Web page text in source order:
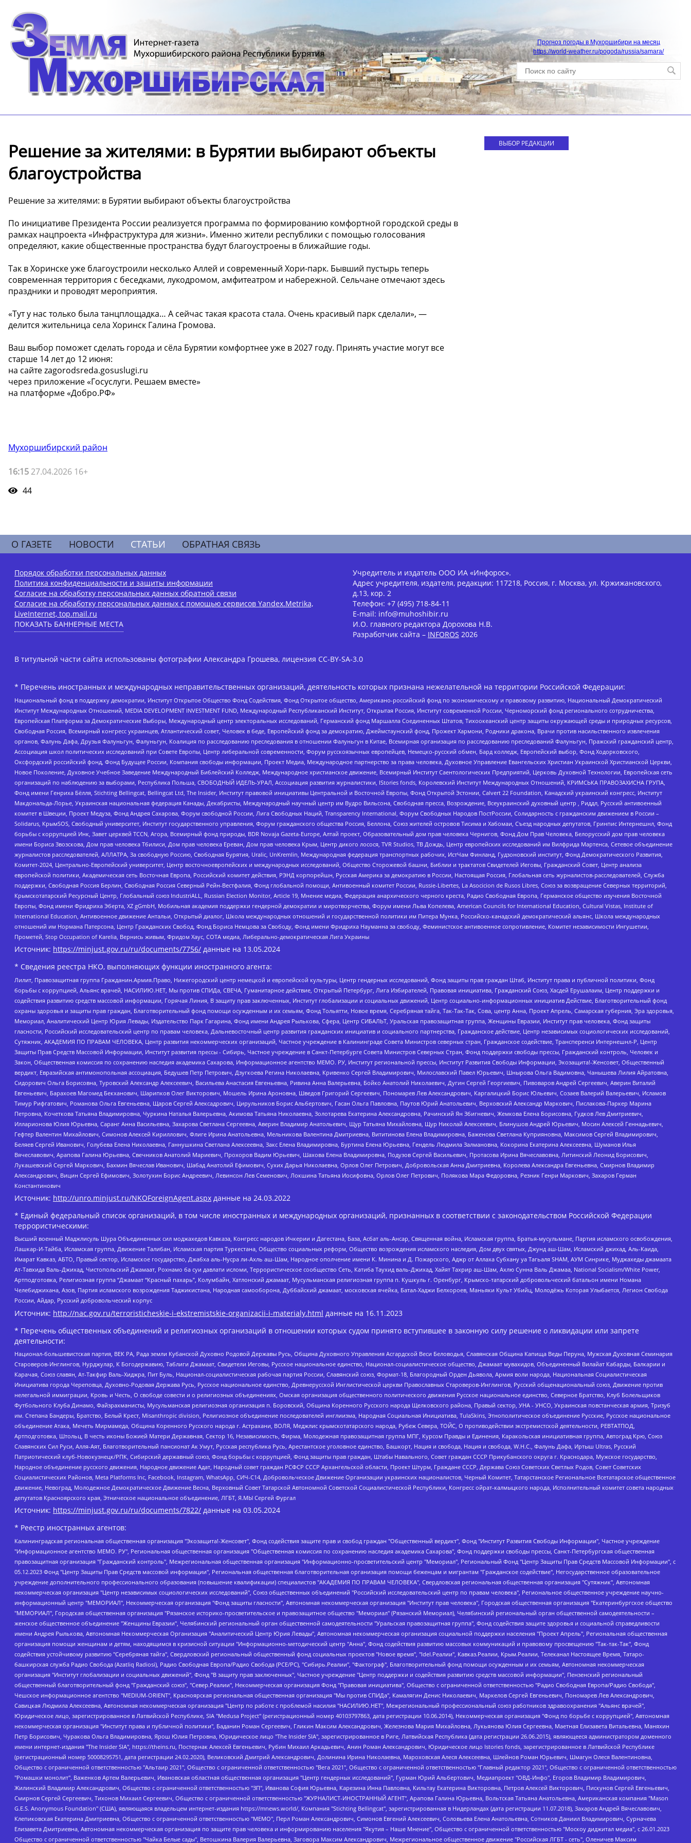
Прогноз погоды в Мухоршибири на месяц
https://world-weather.ru/pogoda/russia/samara/
Решение за жителями: в Бурятии выбирают объекты
благоустройства
Решение за жителями: в Бурятии выбирают объекты благоустройства
По инициативе Президента России реализуется программа по формированию комфортной городской среды в
рамках нацпроекта «Инфраструктура для жизни». Именно жители республики с помощью голосования
определяют, какие общественные пространства будут благоустроены в ближайшие годы.
Так в Хоринске уже благоустроили несколько Аллей и современный Хори-парк. Бывший пустырь теперь
современная территория с беседками, лукодромом, амфитеатром и набережной. Сельчане отмечают здесь
праздники и проводят мероприятия.
«Тут у нас только была танцплощадка… А сейчас такая красота стала. Очень красивый парк сделали», —
делится жительница села Хоринск Галина Громова.
Ваш выбор поможет сделать города и сёла Бурятии комфортнее уже в 2027 году. Принять участие могут все
старше 14 лет до 12 июня:
на сайте zagorodsreda.gosuslugi.ru
через приложение «Госуслуги. Решаем вместе»
на платформе «Добро.РФ»
Мухоршибирский район
16:15 27.04.2026 16+
44
ВЫБОР РЕДАКЦИИ
О ГАЗЕТЕ НОВОСТИ СТАТЬИ ОБРАТНАЯ СВЯЗЬ
Порядок обработки персональных данных
Политика конфиденциальности и защиты информации
Согласие на обработку персональных данных обратной связи
Согласие на обработку персональных данных с помощью сервисов Yandex.Metrika,
LiveInternet, top.mail.ru
ПОКАЗАТЬ БАННЕРНЫЕ МЕСТА
Учредитель и издатель ООО ИА «Инфорос».
Адрес учредителя, издателя, редакции: 117218, Россия, г. Москва, ул. Кржижановского,
д.13, кор. 2
Телефон: +7 (495) 718-84-11
E-mail: info@muhoshibir.ru
И.О. главного редактора Дорохова Н.В.
Разработчик сайта – INFOROS 2026
В титульной части сайта использованы фотографии Александра Грошева, лицензия CC-BY-SA-3.0
* Перечень иностранных и международных неправительственных организаций, деятельность которых признана нежелательной на территории Российской Федерации:
Национальный фонд в поддержку демократии, Институт Открытое Общество Фонд Содействия, Фонд Открытое общество, Американо-российский фонд по экономическому и правовому развитию, Национальный Демократический
Институт Международных Отношений, MEDIA DEVELOPMENT INVESTMENT FUND, Международный Республиканский Институт, Открытая Россия, Институт современной России, Черноморский фонд регионального сотрудничества,
Европейская Платформа за Демократические Выборы, Международный центр электоральных исследований, Германский фонд Маршалла Соединенных Штатов, Тихоокеанский центр защиты окружающей среды и природных ресурсов,
Свободная Россия, Всемирный конгресс украинцев, Атлантический совет, Человек в беде, Европейский фонд за демократию, Джеймстаунский фонд, Прожект Хармони, Родники дракона, Врачи против насильственного извлечения
органов, Фалунь Дафа, Друзья Фалуньгун, Фалуньгун, Коалиция по расследованию преследования в отношении Фалуньгун в Китае, Всемирная организация по расследованию преследований Фалуньгун, Пражский гражданский центр,
Ассоциация школ политических исследований при Совете Европы, Центр либеральной современности, Форум русскоязычных европейцев, Немецко-русский обмен, Бард колледж, Европейский выбор, Фонд Ходорковского,
Оксфордский российский фонд, Фонд Будущее России, Компания свободы информации, Проект Медиа, Международное партнерство за права человека, Духовное Управление Евангельских Христиан Украинской Христианской Церкви,
Новое Поколение, Духовное Учебное Заведение Международный Библейский Колледж, Международное христианское движение, Всемирный Институт Саентологических Предприятий, Церковь Духовной Технологии, Европейская сеть
организаций по наблюдению за выборами, Республика Польша, СВОБОДНЫЙ ИДЕЛЬ-УРАЛ, Ассоциация развития журналистики, IStories fonds, Королевский Институт Международных Отношений, КРИМСЬКА ПРАВОЗАХИСНА ГРУПА,
Фонд имени Генриха Бёлля, Stichting Bellingcat, Bellingcat Ltd, The Insider, Институт правовой инициативы Центральной и Восточной Европы, Фонд Открытой Эстонии, Calvert 22 Foundation, Канадский украинский конгресс, Институт
Макдональда-Лорье, Украинская национальная федерация Канады, Декабристы, Международный научный центр им Вудро Вильсона, Свободная пресса, Возрождение, Всеукраинский духовный центр , Риддл, Русский антивоенный
комитет в Швеции, Проект Медуза, Фонд Андрея Сахарова, Форум свободной России, Лига Свободных Наций, Transparеncy International, Форум Свободных Народов ПостРоссии, Солидарность с гражданским движением в России –
Solidarus, КрымSOS, Свободный университет, Институт государственного управления, Форум гражданского общества Россия, Беллона, Союз жителей островов Тисима и Хабомаи, Съезд народных депутатов, Гринпис Интернешнл, Фонд
борьбы с коррупцией Инк, Завет церквей TCCN, Агора, Всемирный фонд природы, BDR Novaja Gazeta-Europe, Алтай проект, Образовательный дом прав человека Чернигов, Фонд Дом Прав Человека, Белорусский дом прав человека
имени Бориса Звозскова, Дом прав человека Тбилиси, Дом прав человека Ереван, Дом прав человека Крым, Центр дикого лосося, TVR Studios, ТВ Дождь, Центр европейских исследований им Вилфрида Мартенса, Сетевое объединение
журналистов расследователей, АЛЛАТРА, За свободную Россию, Свободная Бурятия, Uralic, UnKremlin, Международная федерация транспортных рабочих, ИстЧам Финланд, Гудзоновский институт, Фонд Демократического Развития,
Комитет-2024, Центрально-Европейский университет, Центр восточноевропейских и международных исследований, Общество Сторожевой башни, Библии и трактатов Свидетелей Иеговы, Гражданский Совет, Центр анализа
европейской политики, Академическая сеть Восточная Европа, Российский комитет действия, РЭНД корпорейшн, Русская Америка за демократию в России, Настоящая Россия, Глобальная сеть журналистов-расследователей, Служба
поддержки, Свободная Россия Берлин, Свободная Россия Северный Рейн-Вестфалия, Фонд глобальной помощи, Антивоенный комитет России, Russie-Libertes, La Asocicion de Rusos Libres, Союз за возвращение Северных территорий,
Крымскотатарский Ресурсный Центр, Глобальный союз IndustriALL, Russian Election Monitor, Article 19, Мнение медиа, Федерация анархического черного креста, Радио Свободная Европа, Германское общество изучения Восточной
Европы, Фонд имени Фридриха Эберта, XZ gGmbH, Мобильная академия поддержки гендерной демократии и миротворчества, Форум имени Льва Копелева, American Councils for International Education, Cultural Vistas, Institute of
International Education, Антивоенное движение Антальи, Открытый диалог, Школа международных отношений и государственной политики им Питера Мунка, Российско-канадский демократический альянс, Школа международных
отношений им Нормана Патерсона, Центр Гражданских Свобод, Фонд Бориса Немцова за Свободу, Фонд имени Фридриха Науманна за свободу, Феминистское антивоенное сопротивление, Комитет независимости Ингушетии,
Прометей, Stop Occupation of Karelia, Вернись живым, Фридом Хаус, СОТА медиа, Либерально-демократическая Лига Украины
Источник: https://minjust.gov.ru/ru/documents/7756/ данные на 13.05.2024
* Сведения реестра НКО, выполняющих функции иностранного агента:
Лилит, Правозащитная группа Гражданин.Армия.Право, Нижегородский центр немецкой и европейской культуры, Центр гендерных исследований, Фонд защиты прав граждан Штаб, Институт права и публичной политики, Фонд
борьбы с коррупцией, Альянс врачей, НАСИЛИЮ.НЕТ, Мы против СПИДа, СВЕЧА, Гуманитарное действие, Открытый Петербург, Лига Избирателей, Правовая инициатива, Гражданский Союз, Хасдей Ерушалаим, Центр поддержки и
содействия развитию средств массовой информации, Горячая Линия, В защиту прав заключенных, Институт глобализации и социальных движений, Центр социально-информационных инициатив Действие, Благотворительный фонд
охраны здоровья и защиты прав граждан, Благотворительный фонд помощи осужденным и их семьям, Фонд Тольятти, Новое время, Серебряная тайга, Так-Так-Так, Сова, центр Анна, Проект Апрель, Самарская губерния, Эра здоровья,
Мемориал, Аналитический Центр Юрия Левады, Издательство Парк Гагарина, Фонд имени Андрея Рылькова, Сфера, Центр СИБАЛЬТ, Уральская правозащитная группа, Женщины Евразии, Институт прав человека, Фонд защиты
гласности, Российский исследовательский центр по правам человека, Дальневосточный центр развития гражданских инициатив и социального партнерства, Гражданское действие, Центр независимых социологических исследований,
Сутяжник, АКАДЕМИЯ ПО ПРАВАМ ЧЕЛОВЕКА, Центр развития некоммерческих организаций, Частное учреждение в Калининграде Совета Министров северных стран, Гражданское содействие, Трансперенси Интернешнл-Р, Центр
Защиты Прав Средств Массовой Информации, Институт развития прессы - Сибирь, Частное учреждение в Санкт-Петербурге Совета Министров Северных Стран, Фонд поддержки свободы прессы, Гражданский контроль, Человек и
Закон, Общественная комиссия по сохранению наследия академика Сахарова, Информационное агентство МЕМО. РУ, Институт региональной прессы, Институт Развития Свободы Информации, Экозащита!-Женсовет, Общественный
вердикт, Евразийская антимонопольная ассоциация, Бедушев Петр Петрович, Дзугкоева Регина Николаевна, Кривенко Сергей Владимирович, Милославский Павел Юрьевич, Шнырова Ольга Вадимовна, Чанышева Лилия Айратовна,
Сидорович Ольга Борисовна, Туровский Александр Алексеевич, Васильева Анастасия Евгеньевна, Ривина Анна Валерьевна, Бойко Анатолий Николаевич, Дугин Сергей Георгиевич, Пивоваров Андрей Сергеевич, Аверин Виталий
Евгеньевич, Барахоев Магомед Бекханович, Шарипков Олег Викторович, Мошель Ирина Ароновна, Шведов Григорий Сергеевич, Пономарев Лев Александрович, Каргалицкий Борис Юльевич, Созаев Валерий Валерьевич, Исламов
Тимур Рифгатович, Романова Ольга Евгеньевна, Щаров Сергей Алексадрович, Цирульников Борис Альбертович, Гасан Ольга Павловна, Паутов Юрий Анатольевич, Верховский Александр Маркович, Пислакова-Паркер Марина
Петровна, Кочеткова Татьяна Владимировна, Чуркина Наталья Валерьевна, Акимова Татьяна Николаевна, Золотарева Екатерина Александровна, Рачинский Ян Збигневич, Жемкова Елена Борисовна, Гудков Лев Дмитриевич,
Илларионова Юлия Юрьевна, Саранг Анна Васильевна, Захарова Светлана Сергеевна, Аверин Владимир Анатольевич, Щур Татьяна Михайловна, Щур Николай Алексеевич, Блинушов Андрей Юрьевич, Мосин Алексей Геннадьевич,
Гефтер Валентин Михайлович, Симонов Алексей Кириллович, Флиге Ирина Анатольевна, Мельникова Валентина Дмитриевна, Вититинова Елена Владимировна, Баженова Светлана Куприяновна, Максимов Сергей Владимирович,
Беляев Сергей Иванович, Голубева Елена Николаевна, Ганнушкина Светлана Алексеевна, Закс Елена Владимировна, Буртина Елена Юрьевна, Гендель Людмила Залмановна, Кокорина Екатерина Алексеевна, Шуманов Илья
Вячеславович, Арапова Галина Юрьевна, Свечников Анатолий Мариевич, Прохоров Вадим Юрьевич, Шахова Елена Владимировна, Подузов Сергей Васильевич, Протасова Ирина Вячеславовна, Литинский Леонид Борисович,
Лукашевский Сергей Маркович, Бахмин Вячеслав Иванович, Шабад Анатолий Ефимович, Сухих Дарья Николаевна, Орлов Олег Петрович, Добровольская Анна Дмитриевна, Королева Александра Евгеньевна, Смирнов Владимир
Александрович, Вицин Сергей Ефимович, Золотухин Борис Андреевич, Левинсон Лев Семенович, Локшина Татьяна Иосифовна, Орлов Олег Петрович, Полякова Мара Федоровна, Резник Генри Маркович, Захаров Герман
Константинович
Источник: http://unro.minjust.ru/NKOForeignAgent.aspx данные на 24.03.2022
* Единый федеральный список организаций, в том числе иностранных и международных организаций, признанных в соответствии с законодательством Российской Федерации
террористическими:
Высший военный Маджлисуль Шура Объединенных сил моджахедов Кавказа, Конгресс народов Ичкерии и Дагестана, База, Асбат аль-Ансар, Священная война, Исламская группа, Братья-мусульмане, Партия исламского освобождения,
Лашкар-И-Тайба, Исламская группа, Движение Талибан, Исламская партия Туркестана, Общество социальных реформ, Общество возрождения исламского наследия, Дом двух святых, Джунд аш-Шам, Исламский джихад, Аль-Каида,
Имарат Кавказ, АБТО, Правый сектор, Исламское государство, Джабха аль-Нусра ли-Ахль аш-Шам, Народное ополчение имени К. Минина и Д. Пожарского, Аджр от Аллаха Субхану уа Тагьаля SHAM, АУМ Синрике, Муджахеды джамаата
Ат-Тавхида Валь-Джихад, Чистопольский Джамаат, Рохнамо ба суи давлати исломи, Террористическое сообщество Сеть, Катиба Таухид валь-Джихад, Хайят Тахрир аш-Шам, Ахлю Сунна Валь Джамаа, National Socialism/White Power,
Артподготовка, Религиозная группа “Джамаат “Красный пахарь”, Колумбайн, Хатлонский джамаат, Мусульманская религиозная группа п. Кушкуль г. Оренбург, Крымско-татарский добровольческий батальон имени Номана
Челебиджихана, Азов, Партия исламского возрождения Таджикистана, Народная самооборона, Дуббайский джамаат, московская ячейка, Батал-Хаджи Белхороев, Маньяки Культ Убийц, Молодёжь Которая Улыбается, Легион Свобода
России, Айдар, Русский добровольческий корпус
Источник: http://nac.gov.ru/terroristicheskie-i-ekstremistskie-organizacii-i-materialy.html данные на 16.11.2023
* Перечень общественных объединений и религиозных организаций в отношении которых судом принято вступившее в законную силу решение о ликвидации или запрете
деятельности:
Национал-большевистская партия, ВЕК РА, Рада земли Кубанской Духовно Родовой Державы Русь, Община Духовного Управления Асгардской Веси Беловодья, Славянская Община Капища Веды Перуна, Мужская Духовная Семинария
Староверов-Инглингов, Нурджулар, К Богодержавию, Таблиги Джамаат, Свидетели Иеговы, Русское национальное единство, Национал-социалистическое общество, Джамаат мувахидов, Объединенный Вилайат Кабарды, Балкарии и
Карачая, Союз славян, Ат-Такфир Валь-Хиджра, Пит Буль, Национал-социалистическая рабочая партия России, Славянский союз, Формат-18, Благородный Орден Дьявола, Армия воли народа, Национальная Социалистическая
Инициатива города Череповца, Духовно-Родовая Держава Русь, Русское национальное единство, Древнерусской Инглистической церкви Православных Староверов-Инглингов, Русский общенациональный союз, Движение против
нелегальной иммиграции, Кровь и Честь, О свободе совести и о религиозных объединениях, Омская организация общественного политического движения Русское национальное единство, Северное Братство, Клуб Болельщиков
Футбольного Клуба Динамо, Файзрахманисты, Мусульманская религиозная организация п. Боровский, Община Коренного Русского народа Щелковского района, Правый сектор, УНА - УНСО, Украинская повстанческая армия, Тризуб
им. Степана Бандеры, Братство, Белый Крест, Misanthropic division, Религиозное объединение последователей инглиизма, Народная Социальная Инициатива, TulaSkins, Этнополитическое объединение Русские, Русское национальное
объединение Атака, Мечеть Мирмамеда, Община Коренного Русского народа г. Астрахани, ВОЛЯ, Меджлис крымскотатарского народа, Рубеж Севера, ТОЙС, О противодействии экстремистской деятельности, РЕВТАТПОД,
Артподготовка, Штольц, В честь иконы Божией Матери Державная, Сектор 16, Независимость, Фирма, Молодежная правозащитная группа МПГ, Курсом Правды и Единения, Каракольская инициативная группа, Автоград Крю, Союз
Славянских Сил Руси, Алля-Аят, Благотворительный пансионат Ак Умут, Русская республика Русь, Арестантское уголовное единство, Башкорт, Нация и свобода, Нация и свобода, W.H.С., Фалунь Дафа, Иртыш Ultras, Русский
Патриотический клуб-Новокузнецк/РПК, Сибирский державный союз, Фонд борьбы с коррупцией, Фонд защиты прав граждан, Штабы Навального, Совет граждан СССР Прикубанского округа г. Краснодара, Мужское государство,
Народное объединение русского движения, Народное движение Адат, Народный совет граждан РСФСР СССР Архангельской области, Проект Штурм, Граждане СССР, Держава Союз Советских Светлых Родов, Совет Советских
Социалистических Районов, Meta Platforms Inc, Facebook, Instagram, WhatsApp, СИЧ-С14, Добровольческое Движение Организации украинских националистов, Черный Комитет, Татарстанское Региональное Всетатарское общественное
движение, Невоград, Молодежное Демократическое Движение Весна, Верховный Совет Татарской Автономной Советской Социалистической Республики, Конгресс ойрат-калмыцкого народа, Исполнительный комитет совета народных
депутатов Красноярского края, Этническое национальное объединение, ЛГБТ, Я.МЫ Сергей Фургал
Источник: https://minjust.gov.ru/ru/documents/7822/ данные на 03.05.2024
* Реестр иностранных агентов:
Калининградская региональная общественная организация "Экозащита!-Женсовет", Фонд содействия защите прав и свобод граждан "Общественный вердикт", Фонд "Институт Развития Свободы Информации", Частное учреждение "Информационное агентство МЕМО. РУ", Региональная общественная организация "Общественная комиссия по сохранению наследия академика Сахарова", Фонд поддержки свободы прессы, Санкт-Петербургская общественная правозащитная организация "Гражданский контроль", Межрегиональная общественная организация "Информационно-просветительский центр "Мемориал", Региональный Фонд "Центр Защиты Прав Средств Массовой Информации", с 05.12.2023 Фонд "Центр Защиты Прав Средств массовой информации", Региональная общественная благотворительная организация помощи беженцам и мигрантам "Гражданское содействие", Негосударственное образовательное учреждение дополнительного профессионального образования (повышение квалификации) специалистов "АКАДЕМИЯ ПО ПРАВАМ ЧЕЛОВЕКА", Свердловская региональная общественная организация "Сутяжник", Автономная некоммерческая организация "Центр независимых социологических исследований", Союз общественных объединений "Российский исследовательский центр по правам человека", Региональное общественное учреждение научно-информационный центр "МЕМОРИАЛ", Некоммерческая организация "Фонд защиты гласности", Автономная некоммерческая организация "Институт прав человека", Городская общественная организация "Екатеринбургское общество "МЕМОРИАЛ", Городская общественная организация "Рязанское историко-просветительское и правозащитное общество "Мемориал" (Рязанский Мемориал), Челябинский региональный орган общественной самодеятельности – женское общественное объединение "Женщины Евразии", Челябинский региональный орган общественной самодеятельности "Уральская правозащитная группа", Фонд содействия защите здоровья и социальной справедливости имени Андрея Рылькова, Автономная Некоммерческая Организация "Аналитический Центр Юрия Левады", Автономная некоммерческая организация социальной поддержки населения "Проект Апрель", Региональная общественная организация помощи женщинам и детям, находящимся в кризисной ситуации "Информационно-методический центр "Анна", Фонд содействия развитию массовых коммуникаций и правовому просвещению "Так-так-Так", Фонд содействия устойчивому развитию "Серебряная тайга", Свердловский региональный общественный фонд социальных проектов "Новое время", "Idel.Реалии", Кавказ.Реалии, Крым.Реалии, Телеканал Настоящее Время, Татаро-башкирская служба Радио Свобода (Azatliq Radiosi), Радио Свободная Европа/Радио Свобода (PCE/PC), "Сибирь.Реалии", "Фактограф", Благотворительный фонд помощи осужденным и их семьям, Автономная некоммерческая организация "Институт глобализации и социальных движений", Фонд "В защиту прав заключенных", Частное учреждение "Центр поддержки и содействия развитию средств массовой информации", Пензенский региональный общественный благотворительный фонд "Гражданский союз", "Север.Реалии", Некоммерческая организация Фонд "Правовая инициатива", Общество с ограниченной ответственностью "Радио Свободная Европа/Радио Свобода", Чешское информационное агентство "MEDIUM-ORIENT", Красноярская региональная общественная организация "Мы против СПИДа", Камалягин Денис Николаевич, Маркелов Сергей Евгеньевич, Пономарев Лев Александрович, Савицкая Людмила Алексеевна, Автономная некоммерческая организация "Центр по работе с проблемой насилия "НАСИЛИЮ.НЕТ", Межрегиональный профессиональный союз работников здравоохранения "Альянс врачей", Юридическое лицо, зарегистрированное в Латвийской Республике, SIA "Medusa Project" (регистрационный номер 40103797863, дата регистрации 10.06.2014), Некоммерческая организация "Фонд по борьбе с коррупцией", Автономная некоммерческая организация "Институт права и публичной политики", Баданин Роман Сергеевич, Гликин Максим Александрович, Железнова Мария Михайловна, Лукьянова Юлия Сергеевна, Маетная Елизавета Витальевна, Маняхин Петр Борисович, Чуракова Ольга Владимировна, Ярош Юлия Петровна, Юридическое лицо "The Insider SIA", зарегистрированное в Риге, Латвийская Республика (дата регистрации 26.06.2015), являющееся администратором доменного имени интернет-издания "The Insider SIA", https://theins.ru, Постернак Алексей Евгеньевич, Рубин Михаил Аркадьевич, Анин Роман Александрович, Юридическое лицо Istories fonds, зарегистрированное в Латвийской Республике (регистрационный номер 50008295751, дата регистрации 24.02.2020), Великовский Дмитрий Александрович, Долинина Ирина Николаевна, Мароховская Алеся Алексеевна, Шлейнов Роман Юрьевич, Шмагун Олеся Валентиновна, Общество с ограниченной ответственностью "Альтаир 2021", Общество с ограниченной ответственностью "Вега 2021", Общество с ограниченной ответственностью "Главный редактор 2021", Общество с ограниченной ответственностью "Ромашки монолит", Важенков Артем Валерьевич, Ивановская областная общественная организация "Центр гендерных исследований", Гурман Юрий Альбертович, Медиапроект "ОВД-Инфо", Егоров Владимир Владимирович, Жилинский Владимир Александрович, Общество с ограниченной ответственностью "ЗП", Иванова София Юрьевна, Карезина Инна Павловна, Кильтау Екатерина Викторовна, Петров Алексей Викторович, Пискунов Сергей Евгеньевич, Смирнов Сергей Сергеевич, Тихонов Михаил Сергеевич, Общество с ограниченной ответственностью "ЖУРНАЛИСТ-ИНОСТРАННЫЙ АГЕНТ", Арапова Галина Юрьевна, Вольтская Татьяна Анатольевна, Американская компания "Mason G.E.S. Anonymous Foundation" (США), являющаяся владельцем интернет-издания https://mnews.world/, Компания "Stichting Bellingcat", зарегистрированная в Нидерландах (дата регистрации 11.07.2018), Захаров Андрей Вячеславович, Клепиковская Екатерина Дмитриевна, Общество с ограниченной ответственностью "МЕМО", Перл Роман Александрович, Симонов Евгений Алексеевич, Соловьева Елена Анатольевна, Сотников Даниил Владимирович, Сурначева Елизавета Дмитриевна, Автономная некоммерческая организация по защите прав человека и информированию населения "Якутия – Наше Мнение", Общество с ограниченной ответственностью "Москоу диджитал медиа", с 26.01.2023 Общество с ограниченной ответственностью "Чайка Белые сады", Ветошкина Валерия Валерьевна, Заговора Максим Александрович, Межрегиональное общественное движение "Российская ЛГБТ - сеть", Оленичев Максим Владимирович, Павлов Иван Юрьевич, Скворцова Елена Сергеевна, Общество с ограниченной ответственностью "Как бы инагент", Кочетков Игорь Викторович, Общество с ограниченной ответственностью "Честные выборы", Еланчик Олег Александрович, Общество с ограниченной ответственностью "Нобелевский призыв", Гималова Регина Эмилевна, Григорьев Андрей Валерьевич, Григорьева Алина Александровна, Ассоциация по содействию защите прав призывников, альтернативнослужащих и военнослужащих "Правозащитная группа "Гражданин.Армия.Право", Хисамова Регина Фаритовна, Автономная некоммерческая организация по реализации социально-правовых программ "Лилит", Дальневосточное общественное движение "Маяк", Санкт-Петербургская ЛГБТ-инициативная группа "Выход", Инициативная группа ЛГБТ+ "Реверс", Алексеев Андрей Викторович, Бекбулатова Таисия Львовна, Беляев Иван Михайлович, Владыкина Елена Сергеевна, Гельман Марат Александрович, Никульшина Вероника Юрьевна, Толоконникова Надежда Андреевна, Шендерович Виктор Анатольевич, Общество с ограниченной ответственностью "Данное сообщение", Общество с ограниченной ответственностью Издательский дом "Новая глава", Айнбиндер Александра Александровна, Московский комьюнити-центр для ЛГБТ+инициатив, Благотворительный фонд развития филантропии, Deutsche Welle (Германия, Kurt-Schumacher-Strasse 3, 53113 Bonn), Борзунова Мария Михайловна, Воробьев Виктор Викторович, Голубева Анна Львовна, Константинова Алла Михайловна, Малкова Ирина Владимировна, Мурадов Мурад Абдулгалимович, Осетинская Елизавета Николаевна, Понасенков Евгений Николаевич, Ганапольский Матвей Юрьевич, Киселев Евгений Алексеевич, Борухович Ирина Григорьевна, Дремин Иван Тимофеевич, Дубровский Дмитрий Викторович, Красноярская региональная общественная организация поддержки и развития альтернативных образовательных технологий и межкультурных коммуникаций "ИНТЕРРА", Маяковская Екатерина Алексеевна, Фейгин Марк Захарович, Филимонов Андрей Викторович, Дзугкоева Регина Николаевна, Доброхотов Роман Александрович, Дудь Юрий Александрович, Елкин Сергей Владимирович, Кругликов Кирилл Игоревич, Сабунаева Мария Леонидовна, Семенов Алексей Владимирович, Шаинян Карен Багратович, Шульман Екатерина Михайловна, Асафьев Артур Валерьевич, Вахштайн Виктор Семенович, Венедиктов Алексей Алексеевич, Лушникова Екатерина Евгеньевна, Волков Леонид Михайлович, Невзоров Александр Глебович, Пархоменко Сергей Борисович, Сироткин Ярослав Николаевич, Кара-Мурза Владимир Владимирович, Баранова Наталья Владимировна, Гозман Леонид Яковлевич, Кагарлицкий Борис Юльевич, Климарев Михаил Валерьевич, Милов Владимир Станиславович, Автономная некоммерческая организация Краснодарский центр современного искусства "Типография", Моргенштерн Алишер Тагирович, Соболь Любовь Эдуардовна, Общество с ограниченной ответственностью "ЛИЗА НОРМ", Каспаров Гарри Кимович, Ходорковский Михаил Борисович, Общество с ограниченной ответственностью "Апрельские тезисы", Данилович Ирина Брониславовна, Кашин Олег Владимирович, Петров Николай Владимирович, Пивоваров Алексей Владимирович, Соколов Михаил Владимирович, Цветкова Юлия Владимировна, Чичваркин Евгений Александрович, Комитет против пыток/Команда против пыток, Общество с ограниченной ответственностью "Первый научный", Общество с ограниченной ответственностью "Вертолет и ко", Белоцерковская Вероника Борисовна, Кац Максим Евгеньевич, Лазарева Татьяна Юрьевна, Шаведдинов Руслан Табризович, Яшин Илья Валерьевич, Общество с ограниченной ответственностью "Иноагент ААВ", Алешковский Дмитрий Петрович, Альбац Евгения Марковна, Быков Дмитрий Львович, Галямина Юлия Евгеньевна, Лойко Сергей Леонидович, Мартынов Кирилл Константинович, Медведев Сергей Александрович, Крашенинников Федор Геннадиевич, Гордеева Катерина Вл